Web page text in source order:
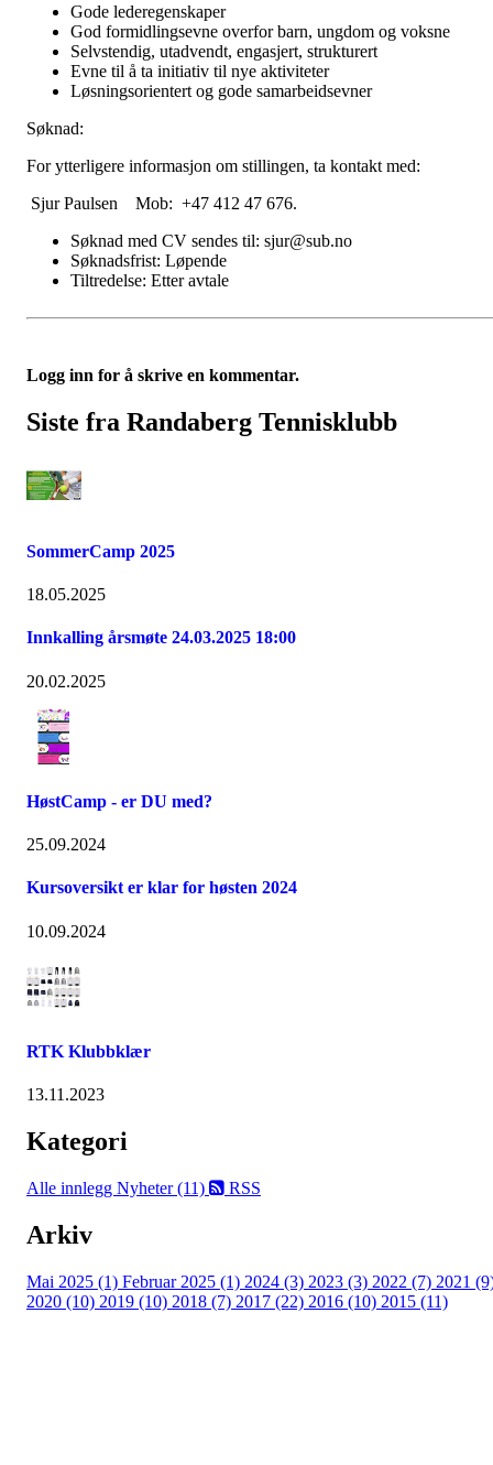
Gode lederegenskaper
God formidlingsevne overfor barn, ungdom og voksne
Selvstendig, utadvendt, engasjert, strukturert
Evne til å ta initiativ til nye aktiviteter
Løsningsorientert og gode samarbeidsevner
Søknad:
For ytterligere informasjon om stillingen, ta kontakt med:
Sjur Paulsen Mob: +47 412 47 676.
Søknad med CV sendes til: sjur@sub.no
Søknadsfrist: Løpende
Tiltredelse: Etter avtale
Logg inn for å skrive en kommentar.
Siste fra Randaberg Tennisklubb
SommerCamp 2025
18.05.2025
Innkalling årsmøte 24.03.2025 18:00
20.02.2025
HøstCamp - er DU med?
25.09.2024
Kursoversikt er klar for høsten 2024
10.09.2024
RTK Klubbklær
13.11.2023
Kategori
Alle innlegg Nyheter (11) RSS
Arkiv
Mai 2025 (1) Februar 2025 (1) 2024 (3) 2023 (3) 2022 (7) 2021
2020 (10) 2019 (10) 2018 (7) 2017 (22) 2016 (10) 2015 (11)